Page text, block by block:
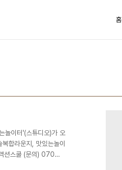
홈
놀이터'(스튜디오)가 오
합라운지, 맛있는놀이
션스쿨 (문의) 070